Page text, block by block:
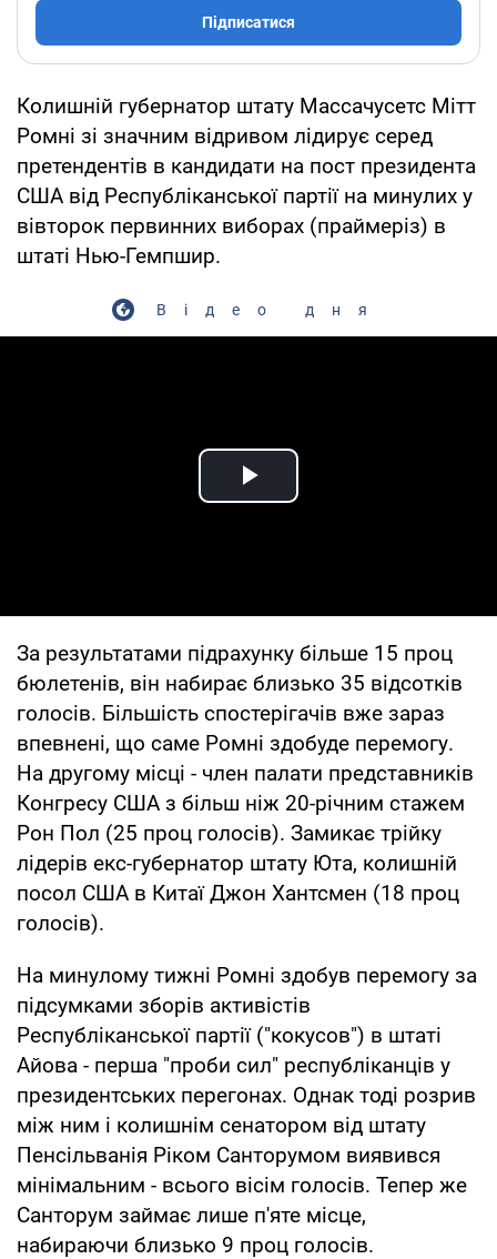
Підписатися
Колишній губернатор штату Массачусетс Мітт
Ромні зі значним відривом лідирує серед
претендентів в кандидати на пост президента
США від Республіканської партії на минулих у
вівторок первинних виборах (праймеріз) в
штаті Нью-Гемпшир.
Відео дня
Play Video
За результатами підрахунку більше 15 проц
бюлетенів, він набирає близько 35 відсотків
голосів. Більшість спостерігачів вже зараз
впевнені, що саме Ромні здобуде перемогу.
На другому місці - член палати представників
Конгресу США з більш ніж 20-річним стажем
Рон Пол (25 проц голосів). Замикає трійку
лідерів екс-губернатор штату Юта, колишній
посол США в Китаї Джон Хантсмен (18 проц
голосів).
На минулому тижні Ромні здобув перемогу за
підсумками зборів активістів
Республіканської партії ("кокусов") в штаті
Айова - перша "проби сил" республіканців у
президентських перегонах. Однак тоді розрив
між ним і колишнім сенатором від штату
Пенсільванія Ріком Санторумом виявився
мінімальним - всього вісім голосів. Тепер же
Санторум займає лише п'яте місце,
набираючи близько 9 проц голосів.